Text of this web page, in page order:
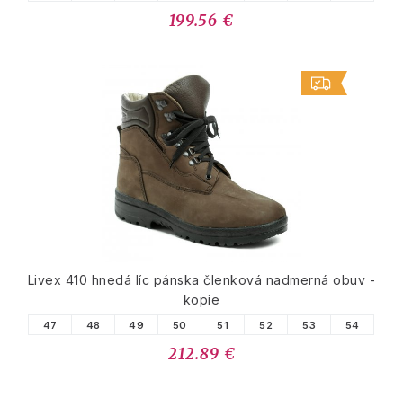
199.56 €
Livex 410 hnedá líc pánska členková nadmerná obuv -
kopie
47 48 49 50 51 52 53 54
212.89 €